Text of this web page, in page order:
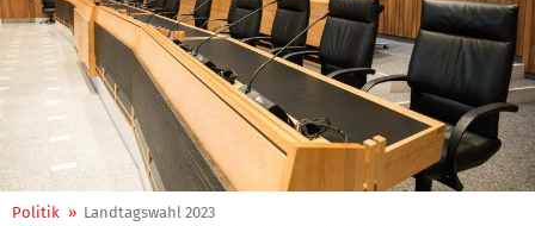
Politik » Landtagswahl 2023